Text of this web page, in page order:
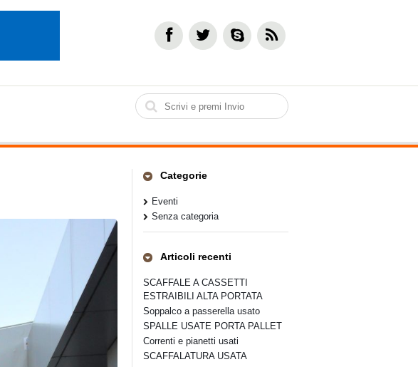
Categorie
Eventi
Senza categoria
Articoli recenti
SCAFFALE A CASSETTI
ESTRAIBILI ALTA PORTATA
Soppalco a passerella usato
SPALLE USATE PORTA PALLET
Correnti e pianetti usati
SCAFFALATURA USATA